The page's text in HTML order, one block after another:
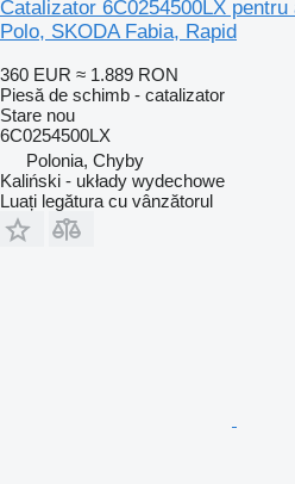
Catalizator 6C0254500LX
Polo, SKODA Fabia, Rapid
360 EUR ≈ 1.889 RON
Piesă de schimb - catalizator
Stare nou
6C0254500LX
Polonia, Chyby
Kaliński - układy wydechowe
Luați legătura cu vânzătorul